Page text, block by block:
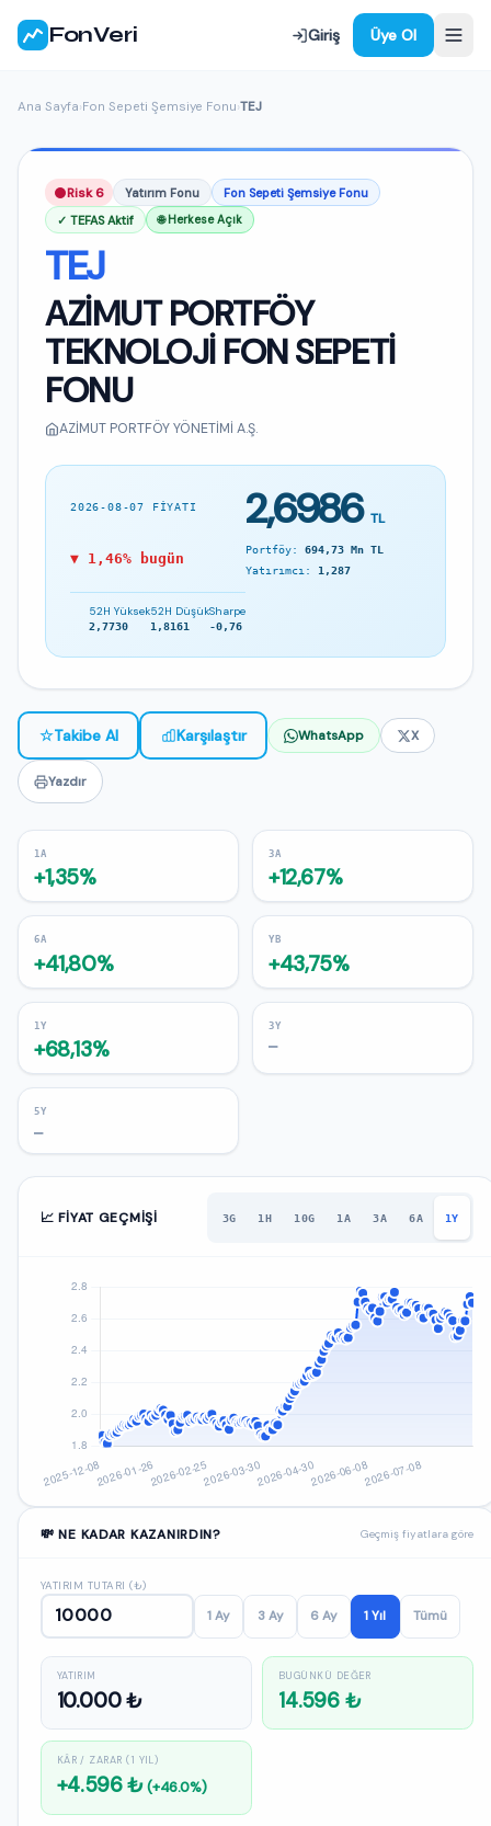
FonVeri Giriş Üye Ol
Ana Sayfa›Fon Sepeti Şemsiye Fonu›TEJ
Risk 6 Yatırım Fonu
Fon Sepeti Şemsiye Fonu
✓ TEFAS Aktif
🌐 Herkese Açık
TEJ
AZİMUT PORTFÖY
TEKNOLOJİ FON SEPETİ
FONU
AZİMUT PORTFÖY YÖNETİMİ A.Ş.
2026-08-07 FIYATI 2,6986 TL
▼ 1,46% bugün
Portföy: 694,73 Mn TL
Yatırımcı: 1,287
52H Yüksek
2,7730
52H Düşük
1,8161
Sharpe
-0,76
☆Takibe Al Karşılaştır WhatsApp X
Yazdır
1A
+1,35%
3A
+12,67%
6A
+41,80%
YB
+43,75%
1Y
+68,13%
3Y
—
5Y
—
📈 FIYAT GEÇMIŞI 3G 1H 10G 1A 3A 6A 1Y
💸 NE KADAR KAZANIRDIN? Geçmiş fiyatlara göre
YATIRIM TUTARI (₺)
1 Ay 3 Ay 6 Ay 1 Yıl Tümü
YATIRIM
10.000 ₺
BUGÜNKÜ DEĞER
14.596 ₺
KÂR / ZARAR (1 YIL)
+4.596 ₺(+46.0%)